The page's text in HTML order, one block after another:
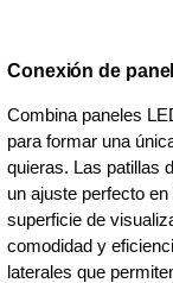
Conexión de
Combina paneles
para formar una
quieras. Las patillas
un ajuste perfecto
superficie de
comodidad y
laterales que